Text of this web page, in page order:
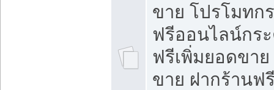
ขาย โปรโมทก
ฟรีออนไลน์กร
ฟรีเพิ่มยอดขา
ขาย ฝากร้านฟ